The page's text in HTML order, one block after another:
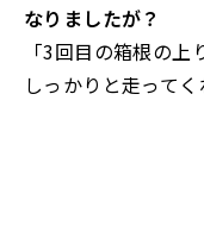
なりましたが？
「3回目の箱根の
しっかりと走ってく